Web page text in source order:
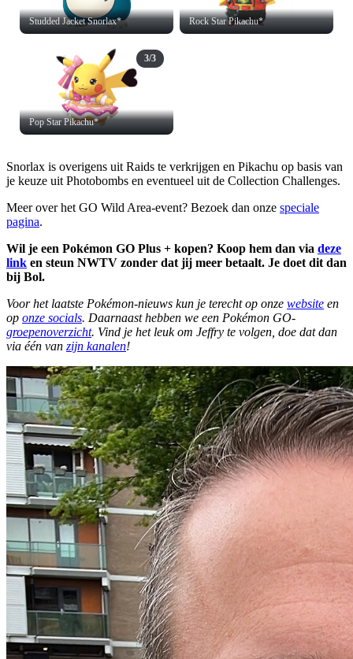
Studded Jacket Snorlax* Rock Star Pikachu*
Pop Star Pikachu*
3/3
Snorlax is overigens uit Raids te verkrijgen en Pikachu op basis van
je keuze uit Photobombs en eventueel uit de Collection Challenges.
Meer over het GO Wild Area-event? Bezoek dan onze speciale
pagina.
Wil je een Pokémon GO Plus + kopen? Koop hem dan via deze
link en steun NWTV zonder dat jij meer betaalt. Je doet dit dan
bij Bol.
Voor het laatste Pokémon-nieuws kun je terecht op onze website en
op onze socials. Daarnaast hebben we een Pokémon GO-
groepenoverzicht. Vind je het leuk om Jeffry te volgen, doe dat dan
via één van zijn kanalen!